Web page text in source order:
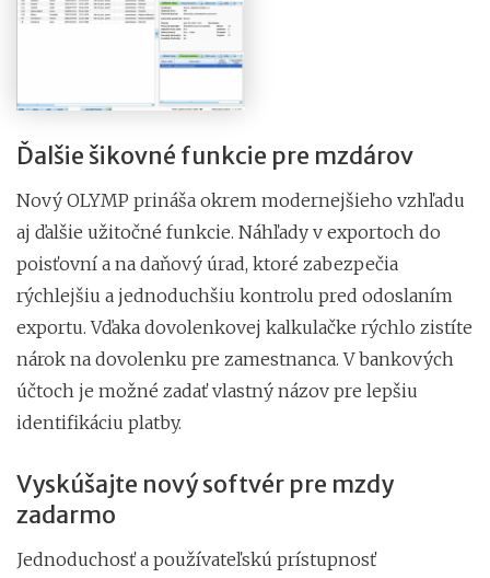
Ďalšie šikovné funkcie pre mzdárov
Nový OLYMP prináša okrem modernejšieho vzhľadu
aj ďalšie užitočné funkcie. Náhľady v exportoch do
poisťovní a na daňový úrad, ktoré zabezpečia
rýchlejšiu a jednoduchšiu kontrolu pred odoslaním
exportu. Vďaka dovolenkovej kalkulačke rýchlo zistíte
nárok na dovolenku pre zamestnanca. V bankových
účtoch je možné zadať vlastný názov pre lepšiu
identifikáciu platby.
Vyskúšajte nový softvér pre mzdy
zadarmo
Jednoduchosť a používateľskú prístupnosť